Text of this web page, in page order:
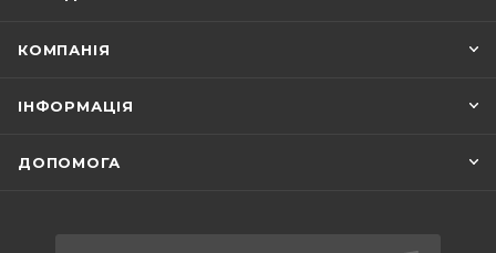
КОМПАНІЯ
ІНФОРМАЦІЯ
ДОПОМОГА